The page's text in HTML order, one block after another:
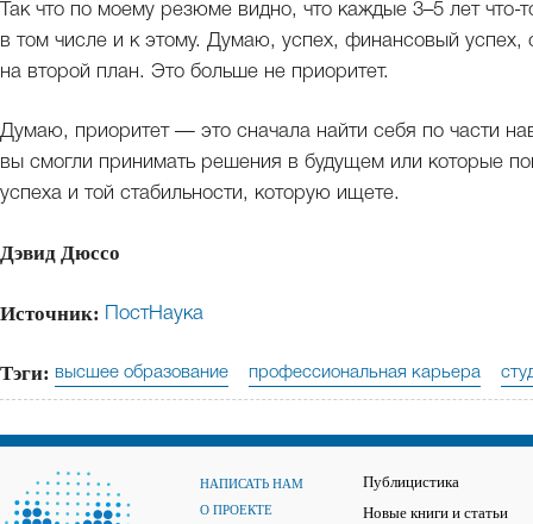
Так что по моему резюме видно, что каждые 3–5 лет
в том числе и к этому. Думаю, успех, финансовый успех,
на второй план. Это больше не приоритет.
Думаю, приоритет — это сначала найти себя по части
вы смогли принимать решения в будущем или которые
успеха и той стабильности, которую ищете.
Дэвид Дюссо
Источник: ПостНаука
Тэги: высшее образование профессиональная карьера
НАПИСАТЬ НАМ
О ПРОЕКТЕ
Публицистика
Новые книги и статьи